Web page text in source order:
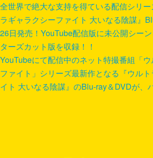
全世界で絶大な支持を得ている配信シリ
ラギャラクシーファイト 大いなる陰謀』
26日発売！YouTube配信版に未公開シー
ターズカット版を収録！！
YouTubeにて配信中のネット特撮番組「
ファイト」シリーズ最新作となる『ウル
イト 大いなる陰謀』のBlu-ray＆DVDが、